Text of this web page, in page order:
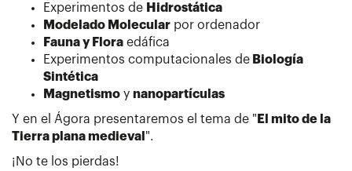
Experimentos de Hidrostática
Modelado Molecular por ordenador
Fauna y Flora edáfica
Experimentos computacionales de Biología
Sintética
Magnetismo y nanopartículas
Y en el Ágora presentaremos el tema de " El mito de la
Tierra plana medieval ".
¡No te los pierdas!